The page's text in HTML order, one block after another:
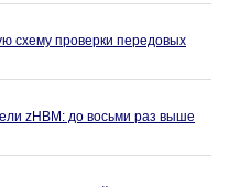
схему проверки передовых
zHBM: до восьми раз выше